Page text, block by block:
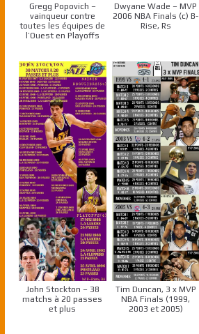
Gregg Popovich –
vainqueur contre
toutes les équipes de
l’Ouest en Playoffs
Dwyane Wade – MVP
2006 NBA Finals (c) B-
Rise, Rs
John Stockton – 38
matchs à 20 passes
et plus
Tim Duncan, 3 x MVP
NBA Finals (1999,
2003 et 2005)